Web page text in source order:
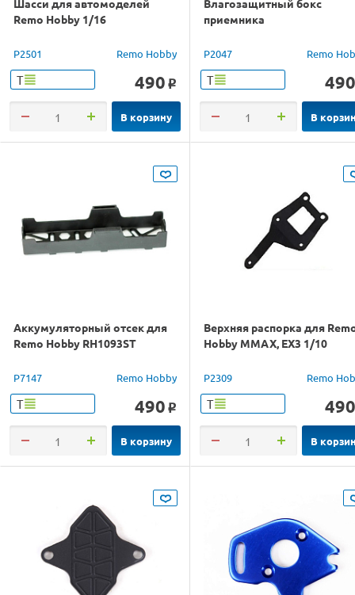
Шасси для автомоделей
Remo Hobby 1/16
P2501 Remo Hobby
Т 490 o
В корзину
Влагозащитный бокс
приемника
P2047 Remo
Т 490
В
Аккумуляторный отсек для
Remo Hobby RH1093ST
P7147 Remo Hobby
Т 490 o
В корзину
Верхняя распорка для
Hobby MMAX, EX3 1/10
P2309 Remo
Т 490
В